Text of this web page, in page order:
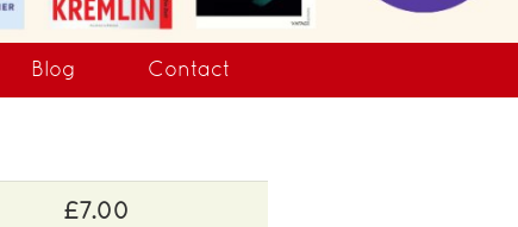
Blog Contact
£7.00